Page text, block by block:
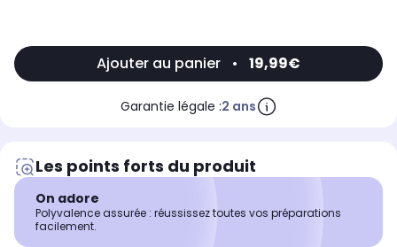
Ajouter au panier • 19,99€
Garantie légale :2 ans
Les points forts du produit
On adore
Polyvalence assurée : réussissez toutes vos préparations
facilement.